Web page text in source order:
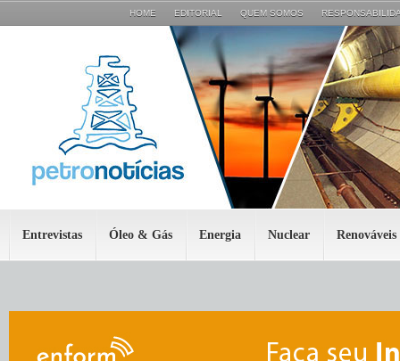
HOME EDITORIAL QUEM SOMOS
Entrevistas Óleo & Gás Energia Nuclear Renováveis